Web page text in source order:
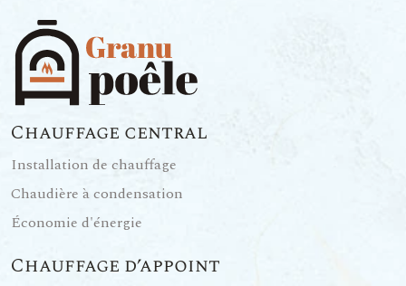
Chauffage central
Installation de chauffage
Chaudière à condensation
Économie d'énergie
Chauffage d’appoint